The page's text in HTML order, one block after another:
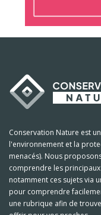
Conservation Nature est
l'environnement et la
menacés). Nous
comprendre les
notamment ces sujets via
pour comprendre
une rubrique afin de